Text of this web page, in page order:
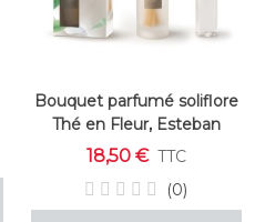
Bouquet parfumé soliflore
Thé en Fleur, Esteban
18,50 € TTC
(0)